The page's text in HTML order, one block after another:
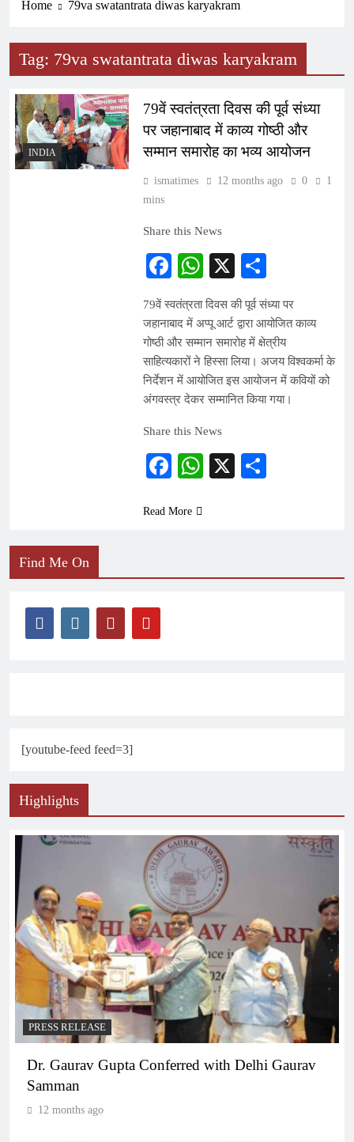
Home 79va swatantrata diwas karyakram
Tag: 79va swatantrata diwas karyakram
INDIA
79वें स्वतंत्रता दिवस की पूर्व संध्या
पर जहानाबाद में काव्य गोष्ठी और
सम्मान समारोह का भव्य आयोजन
ismatimes 12 months ago 0
1
mins
Share this News
Facebook
WhatsApp
X
79वें स्वतंत्रता दिवस की पूर्व संध्या पर
जहानाबाद में अप्पू आर्ट द्वारा आयोजित काव्य
गोष्ठी और सम्मान समारोह में क्षेत्रीय
साहित्यकारों ने हिस्सा लिया। अजय विश्वकर्मा के
निर्देशन में आयोजित इस आयोजन में कवियों को
अंगवस्त्र देकर सम्मानित किया गया।
Share this News
Facebook
WhatsApp
X
Read More
Find Me On
[youtube-feed feed=3]
Highlights
PRESS RELEASE
Dr. Gaurav Gupta Conferred with Delhi Gaurav
Samman
12 months ago